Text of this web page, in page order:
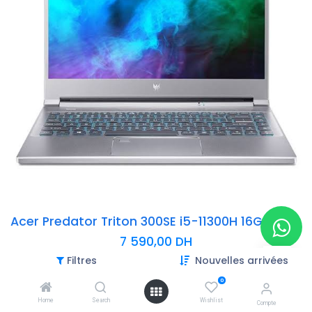
Filtres Nouvelles arrivées
Home Search
0
Wishlist Compte
Acer Predator Triton 300SE i5-11300H 16Go 512Go RTX 3060 6Go
7 590,00 DH
- Processeur : Intel Core i5-11300H (4 Cœurs – 8 Threads – 8 Mo)
- Stockage : 512 Go
- Carte graphique : NVIDIA GeForce RTX 3060 6 Go